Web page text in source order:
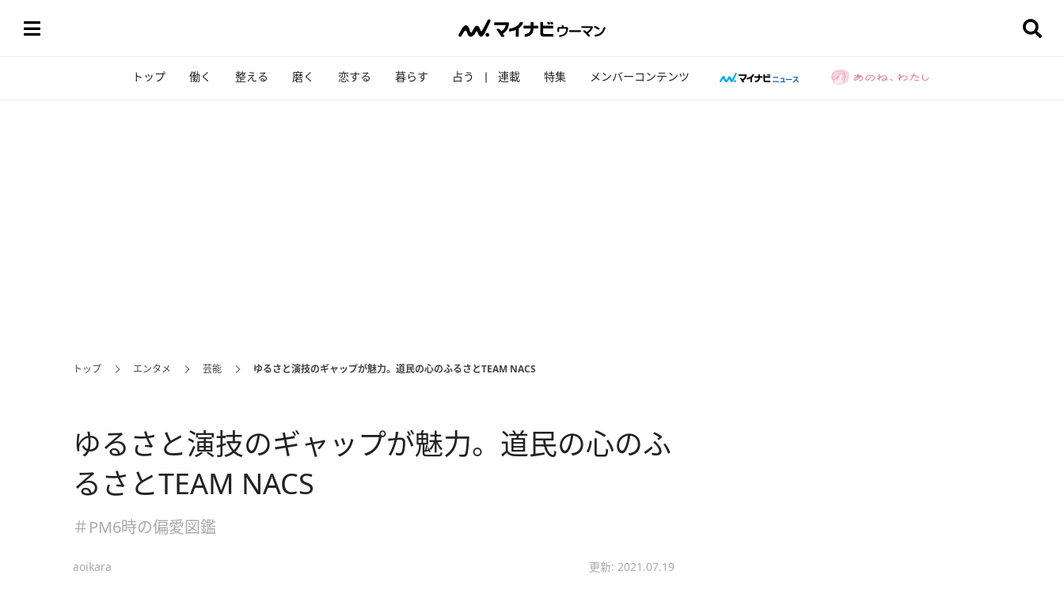
トップ 働く 整える 磨く 恋する 暮らす 占う 連載 特集 メンバーコンテンツ
トップ エンタメ 芸能 ゆるさと演技のギャップが魅力。道民の心のふるさとTEAM NACS
ゆるさと演技のギャップが魅力。道民の心のふ
るさとTEAM NACS
＃PM6時の偏愛図鑑
aoikara 更新: 2021.07.19